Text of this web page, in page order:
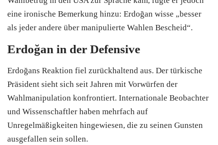
eine ironische Bemerkung hinzu: Erdoğan wisse „besser
als jeder andere über manipulierte Wahlen Bescheid“.
Erdoğan in der Defensive
Erdoğans Reaktion fiel zurückhaltend aus. Der türkische
Präsident sieht sich seit Jahren mit Vorwürfen der
Wahlmanipulation konfrontiert. Internationale Beobachter
und Wissenschaftler haben mehrfach auf
Unregelmäßigkeiten hingewiesen, die zu seinen Gunsten
ausgefallen sein sollen.